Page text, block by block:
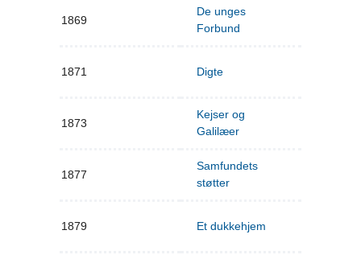
1869
De unges
Forbund
1871 Digte
1873
Kejser og
Galilæer
1877
Samfundets
støtter
1879 Et dukkehjem